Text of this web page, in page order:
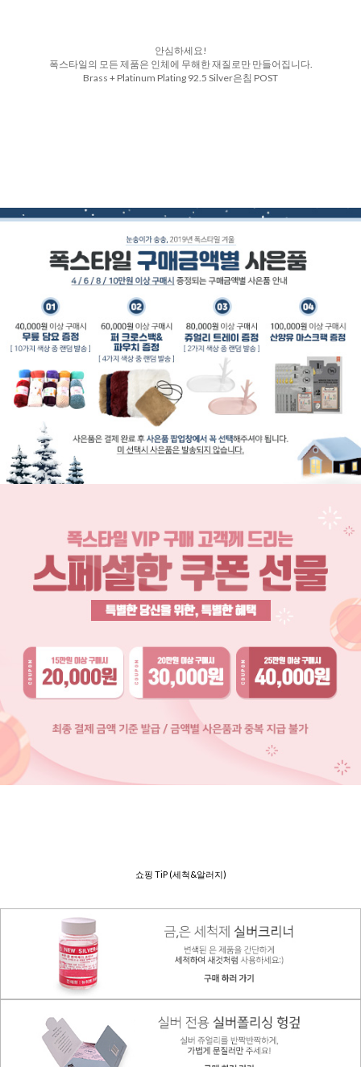
안심하세요!
폭스타일의 모든 제품은 인체에 무해한 재질로만 만들어집니다.
Brass + Platinum Plating 92.5 Silver은침 POST
쇼핑 TiP (세척&알러지)